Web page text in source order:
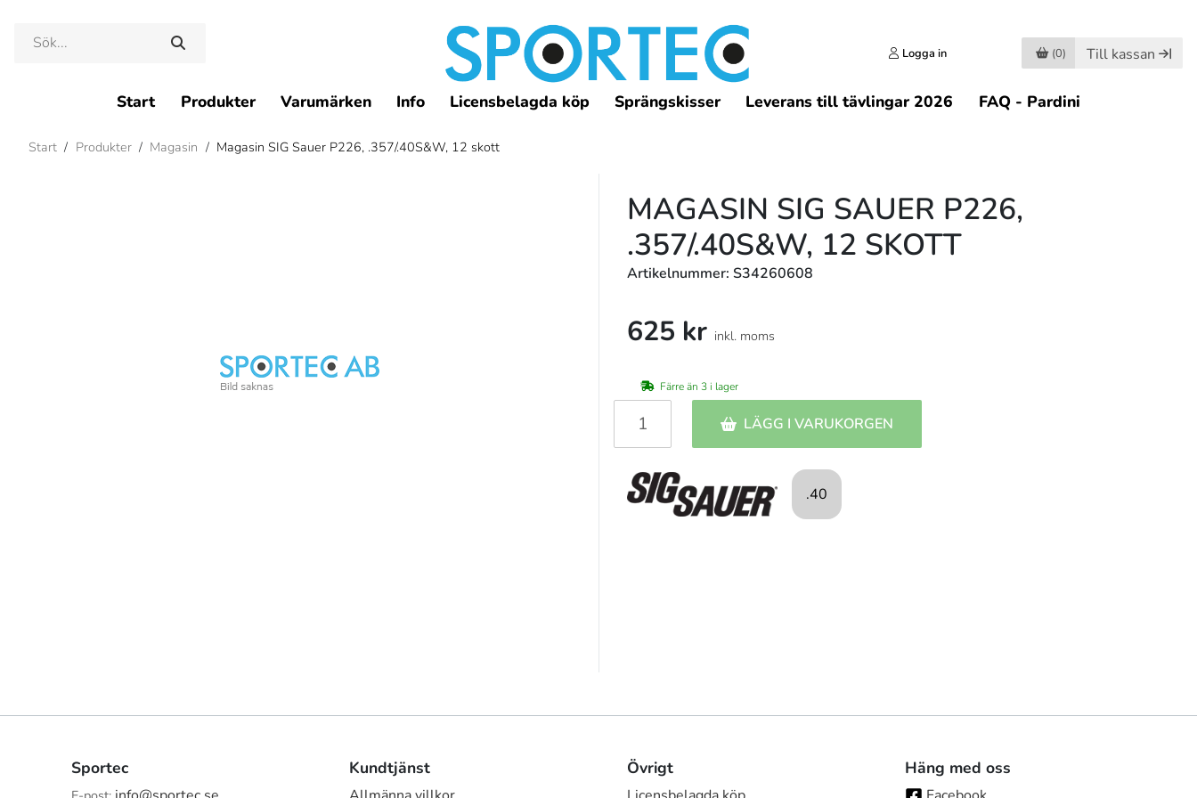
Logga in (0) Till kassan
Start Produkter Varumärken Info Licensbelagda köp Sprängskisser Leverans till tävlingar 2026 FAQ - Pardini
Start / Produkter / Magasin / Magasin SIG Sauer P226, .357/.40S&W, 12 skott
MAGASIN SIG SAUER P226,
.357/.40S&W, 12 SKOTT
Artikelnummer: S34260608
625 kr inkl. moms
Färre än 3 i lager
LÄGG I VARUKORGEN
.40
Sportec Kundtjänst Övrigt Häng med oss